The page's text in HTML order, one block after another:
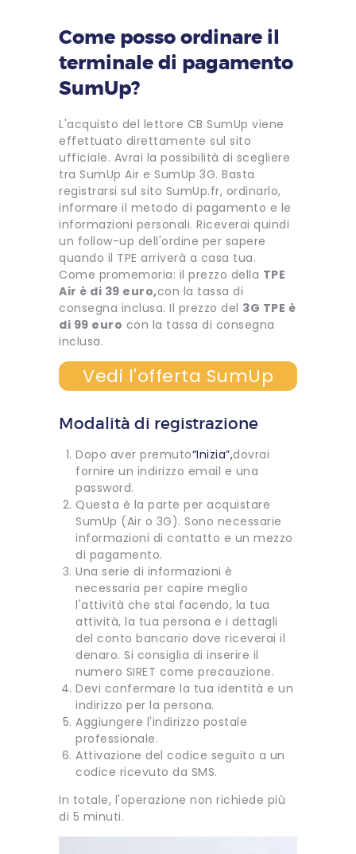
Come posso ordinare il
terminale di pagamento
SumUp?
L'acquisto del lettore CB SumUp viene
effettuato direttamente sul sito
ufficiale. Avrai la possibilità di scegliere
tra SumUp Air e SumUp 3G. Basta
registrarsi sul sito SumUp.fr, ordinarlo,
informare il metodo di pagamento e le
informazioni personali. Riceverai quindi
un follow-up dell'ordine per sapere
quando il TPE arriverà a casa tua.
Come promemoria: il prezzo della TPE
Air è di 39 euro,con la tassa di
consegna inclusa. Il prezzo del 3G TPE è
di 99 euro con la tassa di consegna
inclusa.
Vedi l'offerta SumUp
Modalità di registrazione
Dopo aver premuto“Inizia”,dovrai
fornire un indirizzo email e una
password.
Questa è la parte per acquistare
SumUp (Air o 3G). Sono necessarie
informazioni di contatto e un mezzo
di pagamento.
Una serie di informazioni è
necessaria per capire meglio
l'attività che stai facendo, la tua
attività, la tua persona e i dettagli
del conto bancario dove riceverai il
denaro. Si consiglia di inserire il
numero SIRET come precauzione.
Devi confermare la tua identità e un
indirizzo per la persona.
Aggiungere l'indirizzo postale
professionale.
Attivazione del codice seguito a un
codice ricevuto da SMS.
In totale, l'operazione non richiede più
di 5 minuti.